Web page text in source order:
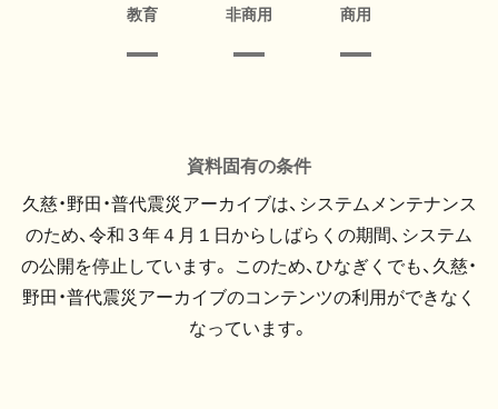
教育 非商用 商用
資料固有の条件
久慈・野田・普代震災アーカイブは、システムメンテナンス
のため、令和３年４月１日からしばらくの期間、システム
の公開を停止しています。 このため、ひなぎくでも、久慈・
野田・普代震災アーカイブのコンテンツの利用ができなく
なっています。